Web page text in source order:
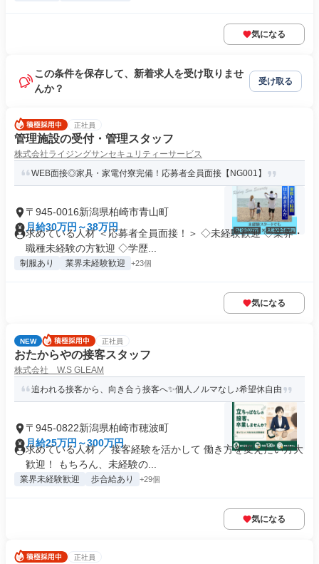
気になる
この条件を保存して、新着求人を受け取りませ
んか？
受け取る
正社員
管理施設の受付・管理スタッフ
株式会社ライジングサンセキュリティーサービス
WEB面接◎家具・家電付寮完備！応募者全員面接【NG001】
〒945-0016新潟県柏崎市青山町
月給30万円～38万円
求めている人材 ＜応募者全員面接！＞ ◇未経験歓迎 ◇業界・
職種未経験の方歓迎 ◇学歴...
制服あり 業界未経験歓迎 +23個
気になる
NEW 正社員
おたからやの接客スタッフ
株式会社 W.S GLEAM
追われる接客から、向き合う接客へ✨個人ノルマなし♪希望休自由
〒945-0822新潟県柏崎市穂波町
月給25万円～300万円
求めている人材 ／ 接客経験を活かして 働き方を変えたい方大
歓迎！ もちろん、未経験の...
業界未経験歓迎 歩合給あり +29個
気になる
正社員